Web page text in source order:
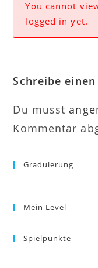
You cannot
logged in yet.
Schreibe
Du musst
Kommentar
Graduierung
Mein Level
Spielpunkte